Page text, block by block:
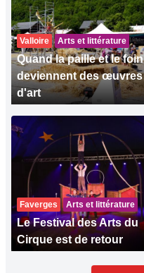
Valloire Arts et littérature
Quand la paille et le foin
deviennent des œuvres
d'art
Faverges Arts et littérature
Le Festival des Arts du
Cirque est de retour